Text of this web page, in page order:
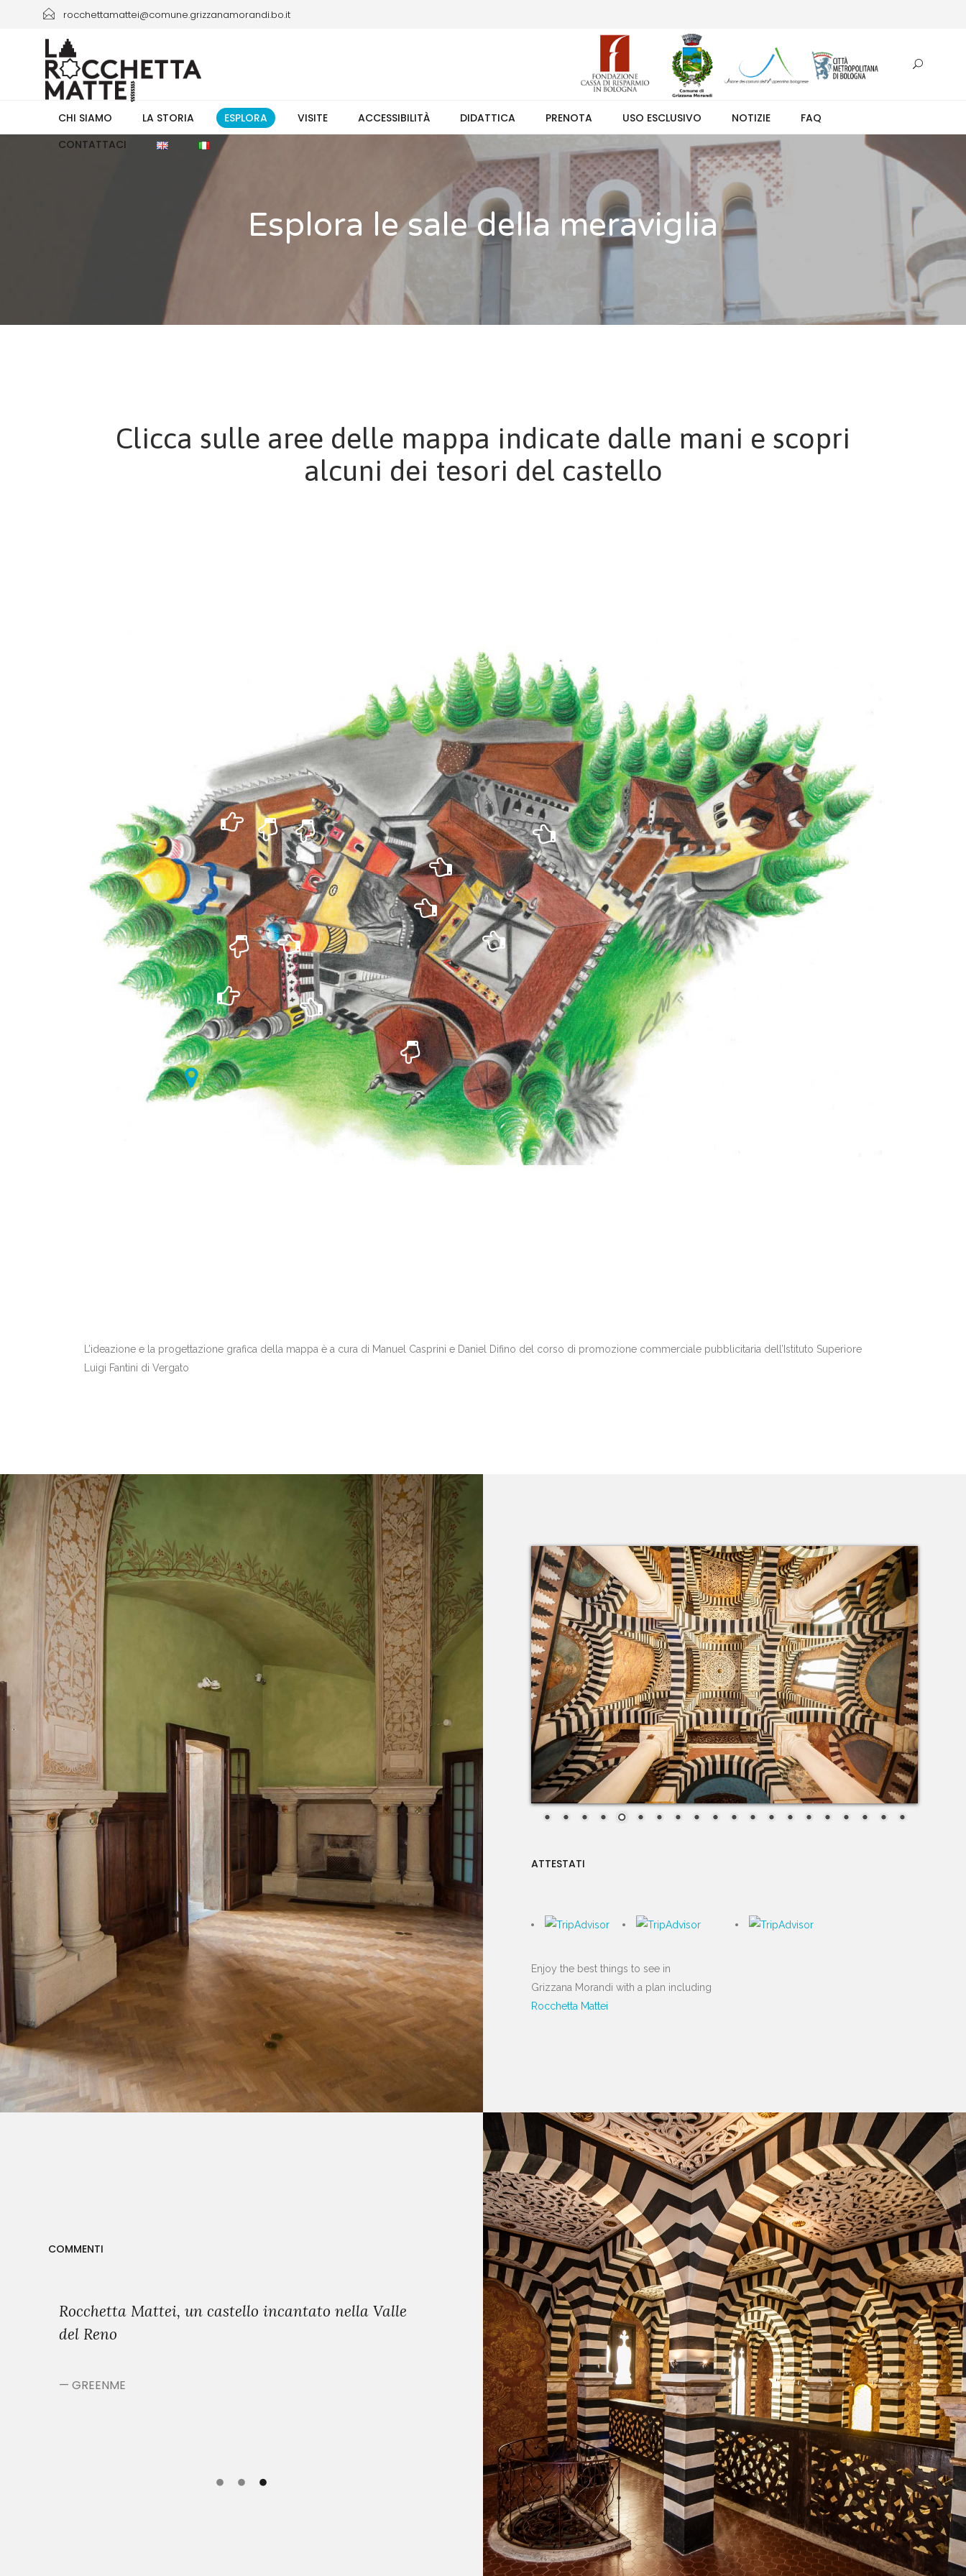
rocchettamattei@comune.grizzanamorandi.bo.it
+39 3661433941/+39 051 6730335 orario 8.00-13.30 (weekend +39 351 7373891 orario 9.00-17.30). Ingresso solo su prenotazione.
CHI SIAMO LA STORIA ESPLORA VISITE ACCESSIBILITÀ DIDATTICA PRENOTA USO ESCLUSIVO NOTIZIE
FAQ
CONTATTACI
Esplora le sale della meraviglia
Clicca sulle aree delle mappa indicate dalle mani e scopri
alcuni dei tesori del castello
L’ideazione e la progettazione grafica della mappa è a cura di Manuel Casprini e Daniel Difino del corso di promozione commerciale pubblicitaria dell’Istituto Superiore
Luigi Fantini di Vergato
ATTESTATI
Enjoy the best things to see in
Grizzana Morandi with a plan including
Rocchetta Mattei
COMMENTI
Rocchetta Mattei, un castello incantato nella Valle
del Reno
— GREENME
Posti incredibili Vicino a Bologna c’è un castello
incantato: Rocchetta Mattei Sull’Appennino tosco-
emiliano c'è un castello che sembra uscito da una
— SIVIAGGIA